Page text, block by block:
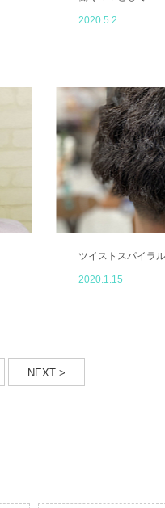
2020.5.2
ツイストスパイラル
2020.1.15
NEXT >